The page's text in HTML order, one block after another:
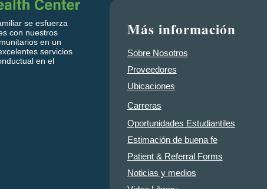
se esfuerza
con nuestros
en un
servicios
en el
Más información
Sobre Nosotros
Proveedores
Ubicaciones
Carreras
Oportunidades Estudiantiles
Estimación de buena fe
Patient & Referral Forms
Noticias y medios